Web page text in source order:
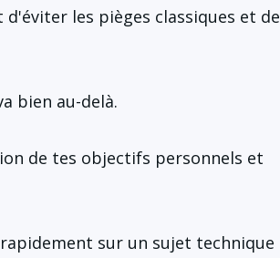
les pièges classiques et de
bien au-delà.
de tes objectifs personnels et
sur un sujet technique